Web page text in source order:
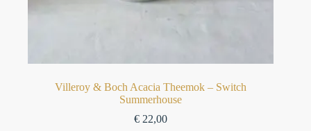
Villeroy & Boch Acacia Theemok – Switch
Summerhouse
€ 22,00